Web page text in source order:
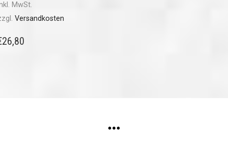
MwSt.
Versandkosten
26,80